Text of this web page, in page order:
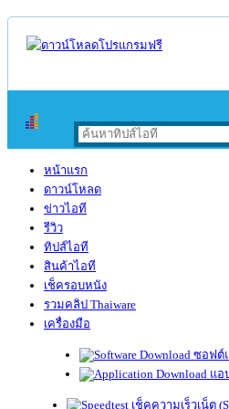
หน้าแรก
ดาวน์โหลด
ข่าวไอที
รีวิว
ทิปส์ไอที
สินค้าไอที
เช็ครอบหนัง
รวมคลิป Thaiware
เครื่องมือ
ซอฟต์
แอ
เช็คความเร็วเน็ต